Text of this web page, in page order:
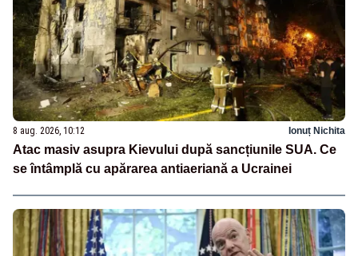
8 aug. 2026, 10:12 Ionuț Nichita
Atac masiv asupra Kievului după sancțiunile SUA. Ce
se întâmplă cu apărarea antiaeriană a Ucrainei